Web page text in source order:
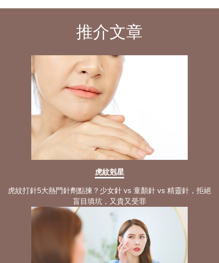
推介文章
虎紋剋星
虎紋打針5大熱門針劑點揀？少女針 vs 童顏針 vs 精靈針，拒絕
盲目填坑，又貴又受罪